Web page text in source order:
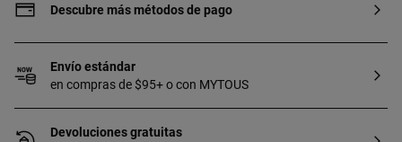
Descubre más métodos de pago
Envío estándar
en compras de $95+ o con MYTOUS
Devoluciones gratuitas